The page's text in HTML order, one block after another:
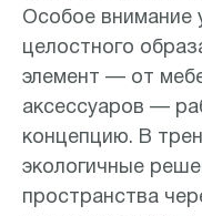
Особое внимание
целостного
элемент — от
аксессуаров —
концепцию. В
экологичные
пространства